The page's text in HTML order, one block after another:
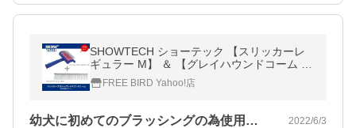
SHOWTECH ショーテック 【スリッカーレ
ギュラー M】 ＆ 【グレイハウンドコーム 19
cm】 グルーミング特別価格セット
FREE BIRD Yahoo!店
幼犬に初めてのブラッシングの為使用しま… 2022/6/3